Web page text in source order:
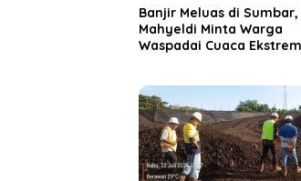
Banjir Meluas di Sumbar,
Mahyeldi Minta Warga
Waspadai Cuaca Ekstrem